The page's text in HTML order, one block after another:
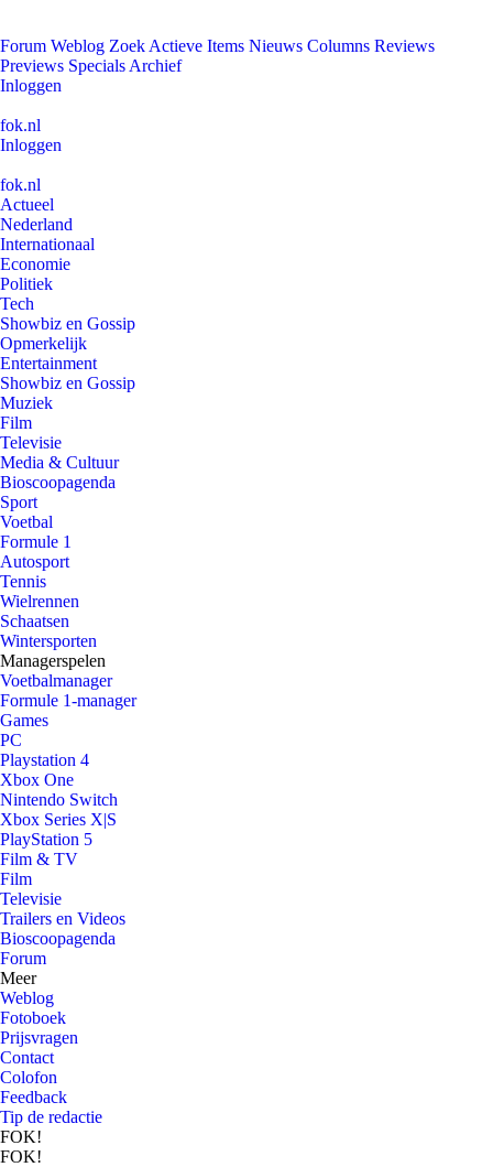
Forum Weblog Zoek Actieve Items Nieuws Columns Reviews
Previews Specials Archief
Inloggen
fok.nl
Inloggen
fok.nl
Actueel
Nederland
Internationaal
Economie
Politiek
Tech
Showbiz en Gossip
Opmerkelijk
Entertainment
Showbiz en Gossip
Muziek
Film
Televisie
Media & Cultuur
Bioscoopagenda
Sport
Voetbal
Formule 1
Autosport
Tennis
Wielrennen
Schaatsen
Wintersporten
Managerspelen
Voetbalmanager
Formule 1-manager
Games
PC
Playstation 4
Xbox One
Nintendo Switch
Xbox Series X|S
PlayStation 5
Film & TV
Film
Televisie
Trailers en Videos
Bioscoopagenda
Forum
Meer
Weblog
Fotoboek
Prijsvragen
Contact
Colofon
Feedback
Tip de redactie
FOK!
FOK!